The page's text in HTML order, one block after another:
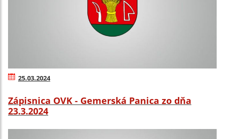
25.03.2024
Zápisnica OVK - Gemerská Panica zo dňa
23.3.2024